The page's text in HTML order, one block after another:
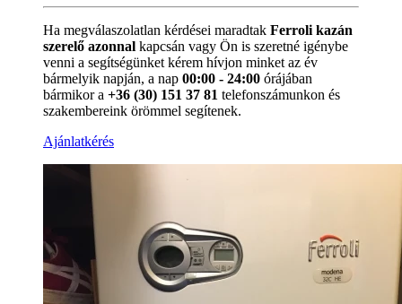
Ha megválaszolatlan kérdései maradtak Ferroli kazán
szerelő azonnal kapcsán vagy Ön is szeretné igénybe
venni a segítségünket kérem hívjon minket az év
bármelyik napján, a nap 00:00 - 24:00 órájában
bármikor a +36 (30) 151 37 81 telefonszámunkon és
szakembereink örömmel segítenek.
Ajánlatkérés